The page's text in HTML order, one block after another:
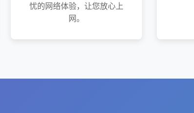
忧的网络体验，让您放心上
网。